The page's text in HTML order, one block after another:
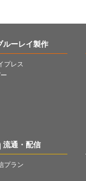
ルーレイ製作
プレス
流通・配信
プラン